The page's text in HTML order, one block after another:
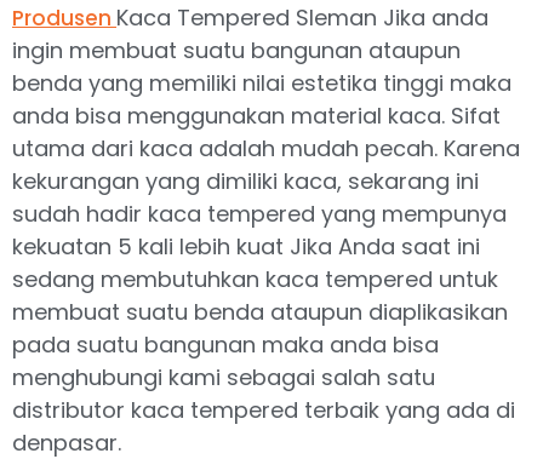
Produsen Kaca Tempered Sleman Jika anda
ingin membuat suatu bangunan ataupun
benda yang memiliki nilai estetika tinggi maka
anda bisa menggunakan material kaca. Sifat
utama dari kaca adalah mudah pecah. Karena
kekurangan yang dimiliki kaca, sekarang ini
sudah hadir kaca tempered yang mempunya
kekuatan 5 kali lebih kuat Jika Anda saat ini
sedang membutuhkan kaca tempered untuk
membuat suatu benda ataupun diaplikasikan
pada suatu bangunan maka anda bisa
menghubungi kami sebagai salah satu
distributor kaca tempered terbaik yang ada di
denpasar.